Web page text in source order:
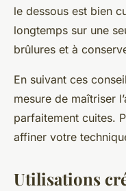
le dessous est bien
longtemps sur une
brûlures et à
En suivant ces
mesure de maîtriser
parfaitement cuites.
affiner votre
Utilisations